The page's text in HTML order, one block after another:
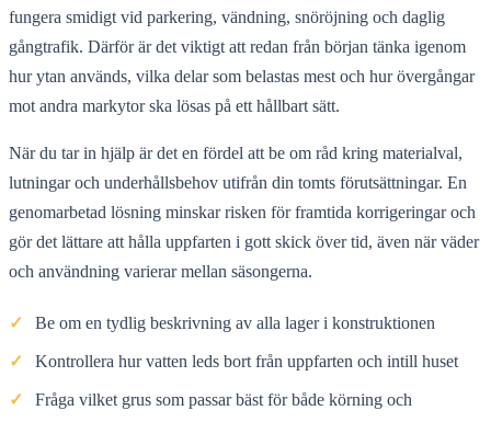
fungera smidigt vid parkering, vändning, snöröjning och daglig
gångtrafik. Därför är det viktigt att redan från början tänka igenom
hur ytan används, vilka delar som belastas mest och hur övergångar
mot andra markytor ska lösas på ett hållbart sätt.
När du tar in hjälp är det en fördel att be om råd kring materialval,
lutningar och underhållsbehov utifrån din tomts förutsättningar. En
genomarbetad lösning minskar risken för framtida korrigeringar och
gör det lättare att hålla uppfarten i gott skick över tid, även när väder
och användning varierar mellan säsongerna.
✓ Be om en tydlig beskrivning av alla lager i konstruktionen
✓ Kontrollera hur vatten leds bort från uppfarten och intill huset
✓ Fråga vilket grus som passar bäst för både körning och